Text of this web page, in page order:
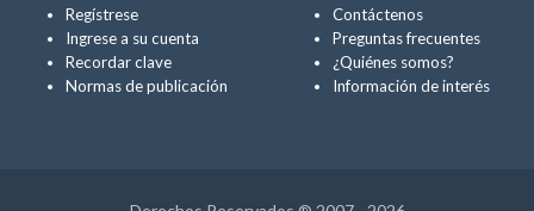
Regístrese
Ingrese a su cuenta
Recordar clave
Normas de publicación
Contáctenos
Preguntas frecuentes
¿Quiénes somos?
Información de interés